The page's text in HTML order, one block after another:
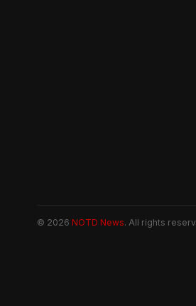
© 2026 NOTD News. All rights